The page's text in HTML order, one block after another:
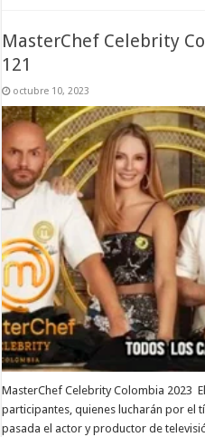
MasterChef Celebrity
121
octubre 10, 2023
MasterChef Celebrity Colombia 2023
participantes, quienes lucharán por el
pasada el actor y productor de